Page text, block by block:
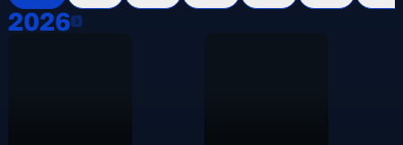
20262026